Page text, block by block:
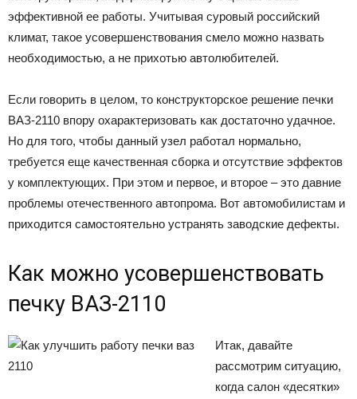
эффективной ее работы. Учитывая суровый российский
климат, такое усовершенствования смело можно назвать
необходимостью, а не прихотью автолюбителей.
Если говорить в целом, то конструкторское решение печки
ВАЗ-2110 впору охарактеризовать как достаточно удачное.
Но для того, чтобы данный узел работал нормально,
требуется еще качественная сборка и отсутствие эффектов
у комплектующих. При этом и первое, и второе – это давние
проблемы отечественного автопрома. Вот автомобилистам и
приходится самостоятельно устранять заводские дефекты.
Как можно усовершенствовать
печку ВАЗ-2110
Итак, давайте
рассмотрим ситуацию,
когда салон «десятки»